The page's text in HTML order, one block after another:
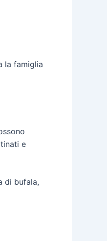
la famiglia
e
di bufala,